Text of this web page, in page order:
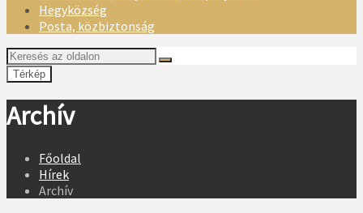
Hegyközség
Posta, közbiztonság
Térkép
Archív
Főoldal
Hírek
Archív